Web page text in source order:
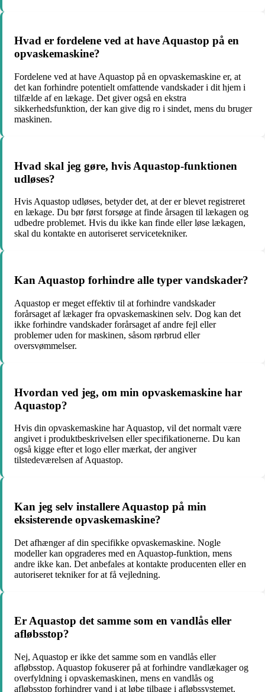
Hvad er fordelene ved at have Aquastop på en
opvaskemaskine?
Fordelene ved at have Aquastop på en opvaskemaskine er, at
det kan forhindre potentielt omfattende vandskader i dit hjem i
tilfælde af en lækage. Det giver også en ekstra
sikkerhedsfunktion, der kan give dig ro i sindet, mens du bruger
maskinen.
Hvad skal jeg gøre, hvis Aquastop-funktionen
udløses?
Hvis Aquastop udløses, betyder det, at der er blevet registreret
en lækage. Du bør først forsøge at finde årsagen til lækagen og
udbedre problemet. Hvis du ikke kan finde eller løse lækagen,
skal du kontakte en autoriseret servicetekniker.
Kan Aquastop forhindre alle typer vandskader?
Aquastop er meget effektiv til at forhindre vandskader
forårsaget af lækager fra opvaskemaskinen selv. Dog kan det
ikke forhindre vandskader forårsaget af andre fejl eller
problemer uden for maskinen, såsom rørbrud eller
oversvømmelser.
Hvordan ved jeg, om min opvaskemaskine har
Aquastop?
Hvis din opvaskemaskine har Aquastop, vil det normalt være
angivet i produktbeskrivelsen eller specifikationerne. Du kan
også kigge efter et logo eller mærkat, der angiver
tilstedeværelsen af Aquastop.
Kan jeg selv installere Aquastop på min
eksisterende opvaskemaskine?
Det afhænger af din specifikke opvaskemaskine. Nogle
modeller kan opgraderes med en Aquastop-funktion, mens
andre ikke kan. Det anbefales at kontakte producenten eller en
autoriseret tekniker for at få vejledning.
Er Aquastop det samme som en vandlås eller
afløbsstop?
Nej, Aquastop er ikke det samme som en vandlås eller
afløbsstop. Aquastop fokuserer på at forhindre vandlækager og
overfyldning i opvaskemaskinen, mens en vandlås og
afløbsstop forhindrer vand i at løbe tilbage i afløbssystemet.